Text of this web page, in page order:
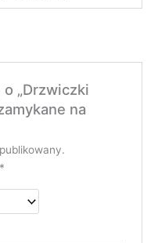
„Drzwiczki
na
*